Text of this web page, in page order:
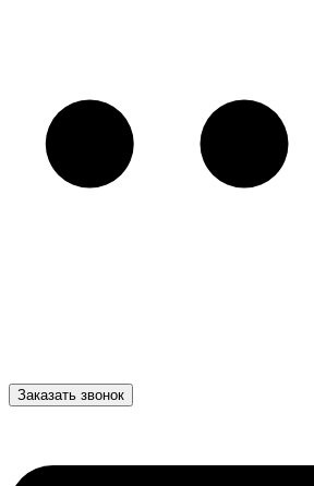
Заказать звонок